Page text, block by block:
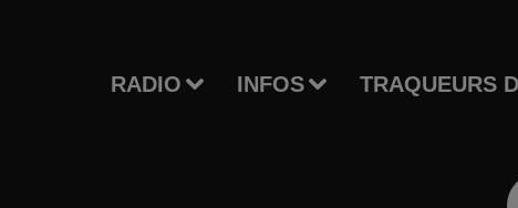
RADIO INFOS TRAQUEURS